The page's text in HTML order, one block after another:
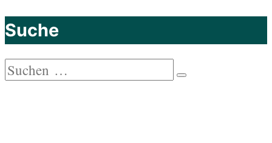
Suche
Suchen